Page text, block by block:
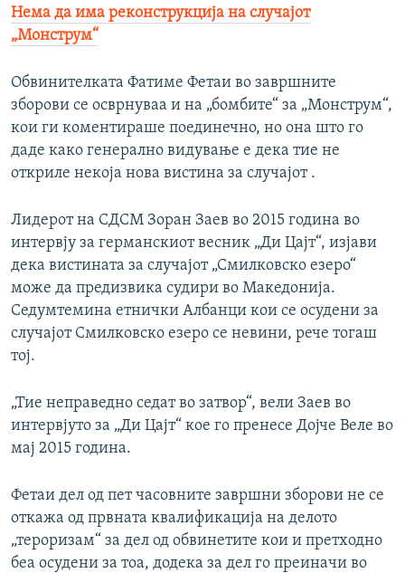
Нема да има реконструкција на случајот
„Монструм“
Обвинителката Фатиме Фетаи во завршните
зборови се осврнуваа и на „бомбите“ за „Монструм“,
кои ги коментираше поединечно, но она што го
даде како генерално видување е дека тие не
откриле некоја нова вистина за случајот .
Лидерот на СДСМ Зоран Заев во 2015 година во
интервју за германскиот весник „Ди Цајт“, изјави
дека вистината за случајот „Смилковско езеро“
може да предизвика судири во Македонија.
Седумтемина етнички Албанци кои се осудени за
случајот Смилковско езеро се невини, рече тогаш
тој.
„Тие неправедно седат во затвор“, вели Заев во
интервјуто за „Ди Цајт“ кое го пренесе Дојче Веле во
мај 2015 година.
Фетаи дел од пет часовните завршни зборови не се
откажа од првната квалификација на делото
„тероризам“ за дел од обвинетите кои и претходно
беа осудени за тоа, додека за дел го преиначи во